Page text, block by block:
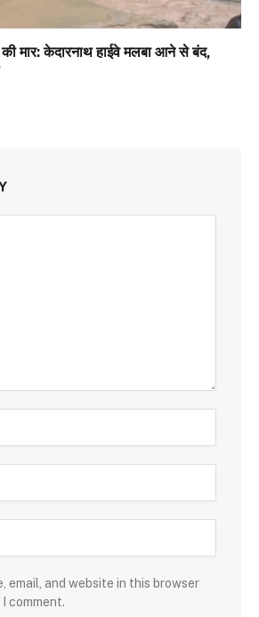
की मार: केदारनाथ हाईवे मलबा आने से बंद,
email, and website in this browser
comment.